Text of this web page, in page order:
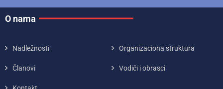
O nama
Nadležnosti Organizaciona struktura
Članovi Vodiči i obrasci